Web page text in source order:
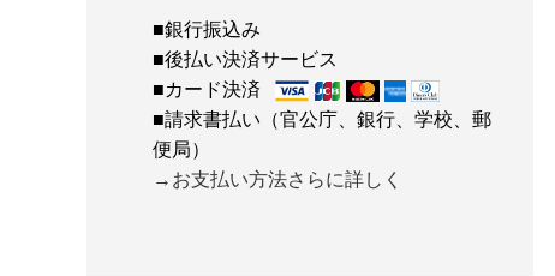
■銀行振込み
■後払い決済サービス
■カード決済
■請求書払い（官公庁、銀行、学校、郵
便局）
→お支払い方法さらに詳しく